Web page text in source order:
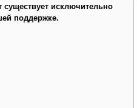
исключительно
поддержке.